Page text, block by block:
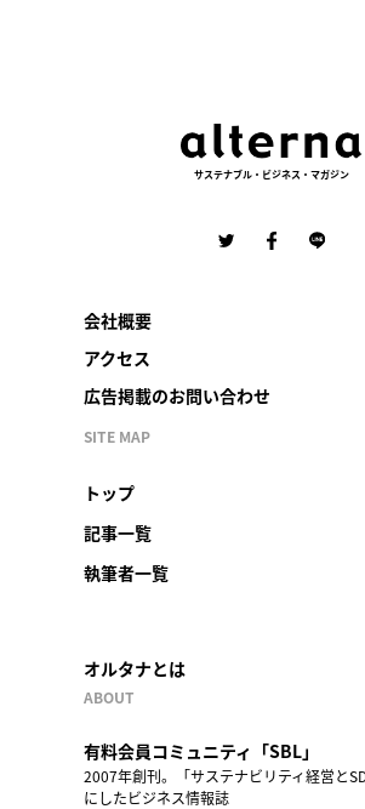
サステナブル・ビジネス・マガジン
会社概要
アクセス
広告掲載のお問い合わせ
SITE MAP
トップ
記事一覧
執筆者一覧
オルタナとは
ABOUT
有料会員コミュニティ「SBL」
2007年創刊。「サステナビリティ経営と
にしたビジネス情報誌